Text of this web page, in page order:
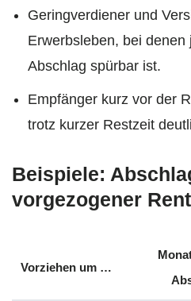
Geringverdiener und
Erwerbsleben, bei
Abschlag spürbar ist.
Empfänger kurz vor der
trotz kurzer Restzeit
Beispiele:
vorgezogener
Vorziehen um …